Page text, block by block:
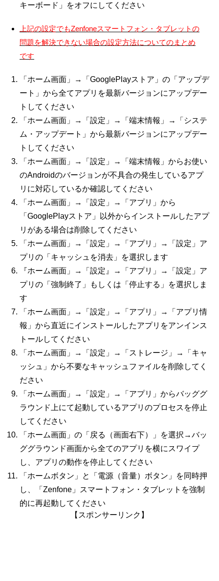
キーボード」をオフにしてください
上記の設定でもZenfoneスマートフォン・タブレットの
問題を解決できない場合の設定方法についてのまとめ
です
「ホーム画面」→「GooglePlayストア」の「アップデ
ート」から全てアプリを最新バージョンにアップデー
トしてください
「ホーム画面」→「設定」→「端末情報」→「システ
ム・アップデート」から最新バージョンにアップデー
トしてください
「ホーム画面」→「設定」→「端末情報」からお使い
のAndroidのバージョンが不具合の発生しているアプ
リに対応しているか確認してください
「ホーム画面」→「設定」→「アプリ」から
「GooglePlayストア」以外からインストールしたアプ
リがある場合は削除してください
「ホーム画面」→「設定」→「アプリ」→「設定」ア
プリの「キャッシュを消去」を選択します
『ホーム画面」→「設定』→「アプリ」→「設定」ア
プリの「強制終了」もしくは「停止する」を選択しま
す
「ホーム画面」→「設定」→「アプリ」→「アプリ情
報」から直近にインストールしたアプリをアンインス
トールしてください
「ホーム画面」→「設定」→「ストレージ」→「キャ
ッシュ」から不要なキャッシュファイルを削除してく
ださい
「ホーム画面」→「設定」→「アプリ」からバッググ
ラウンド上にて起動しているアプリのプロセスを停止
してください
「ホーム画面」の「戻る（画面右下）」を選択→バッ
ググラウンド画面から全てのアプリを横にスワイプ
し、アプリの動作を停止してください
「ホームボタン」と「電源（音量）ボタン」を同時押
し、「Zenfone」スマートフォン・タブレットを強制
的に再起動してください
【スポンサーリンク】